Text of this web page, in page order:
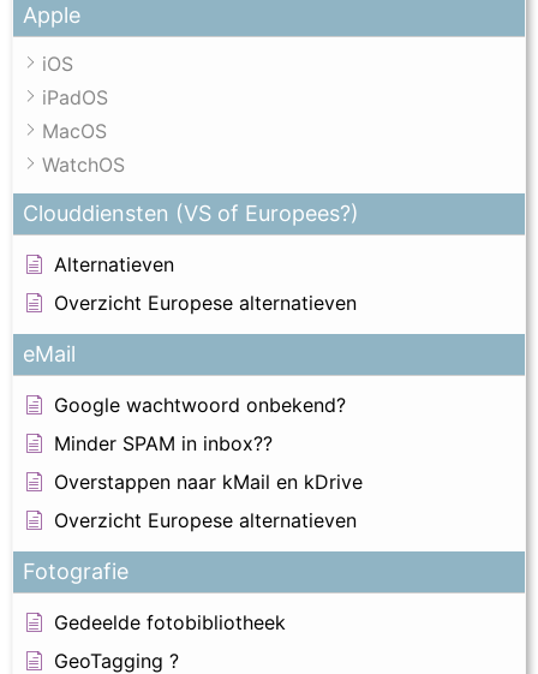
Apple
iOS
iPadOS
MacOS
WatchOS
Clouddiensten (VS of Europees?)
Alternatieven
Overzicht Europese alternatieven
eMail
Google wachtwoord onbekend?
Minder SPAM in inbox??
Overstappen naar kMail en kDrive
Overzicht Europese alternatieven
Fotografie
Gedeelde fotobibliotheek
GeoTagging ?